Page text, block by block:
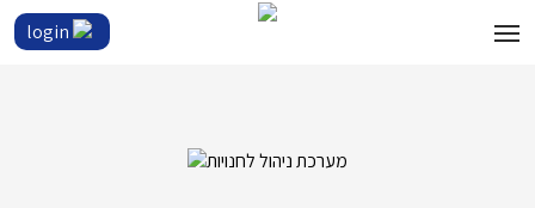
login